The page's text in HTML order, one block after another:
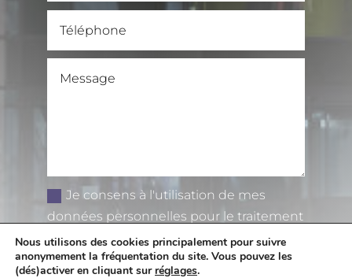
Je consens à l'utilisation de mes
données personnelles pour le traitement
de ma demande
Nous utilisons des cookies principalement pour suivre
anonymement la fréquentation du site. Vous pouvez les
(dés)activer en cliquant sur réglages.